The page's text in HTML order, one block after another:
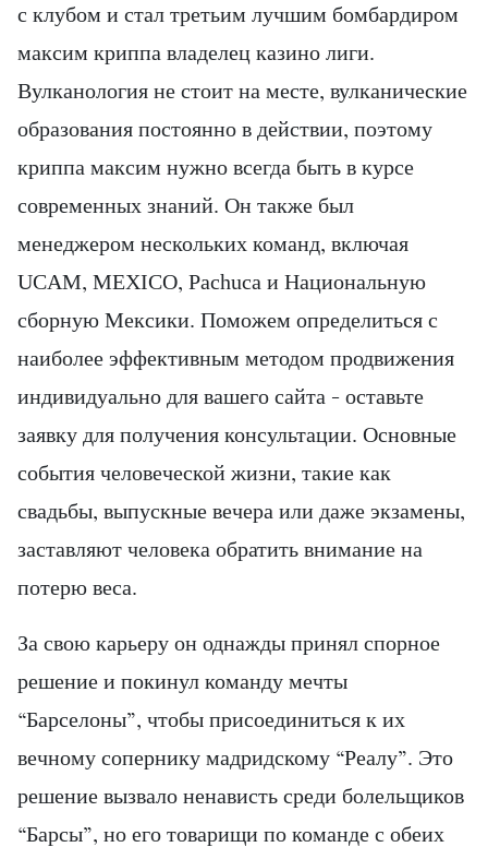
с клубом и стал третьим лучшим бомбардиром
максим криппа владелец казино лиги.
Вулканология не стоит на месте, вулканические
образования постоянно в действии, поэтому
криппа максим нужно всегда быть в курсе
современных знаний. Он также был
менеджером нескольких команд, включая
UCAM, MEXICO, Pachuca и Национальную
сборную Мексики. Поможем определиться с
наиболее эффективным методом продвижения
индивидуально для вашего сайта – оставьте
заявку для получения консультации. Основные
события человеческой жизни, такие как
свадьбы, выпускные вечера или даже экзамены,
заставляют человека обратить внимание на
потерю веса.
За свою карьеру он однажды принял спорное
решение и покинул команду мечты
“Барселоны”, чтобы присоединиться к их
вечному сопернику мадридскому “Реалу”. Это
решение вызвало ненависть среди болельщиков
“Барсы”, но его товарищи по команде с обеих